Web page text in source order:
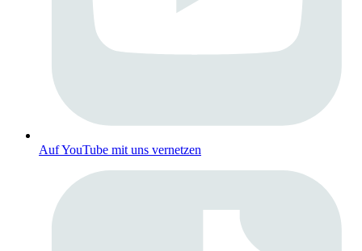
Auf YouTube mit uns vernetzen